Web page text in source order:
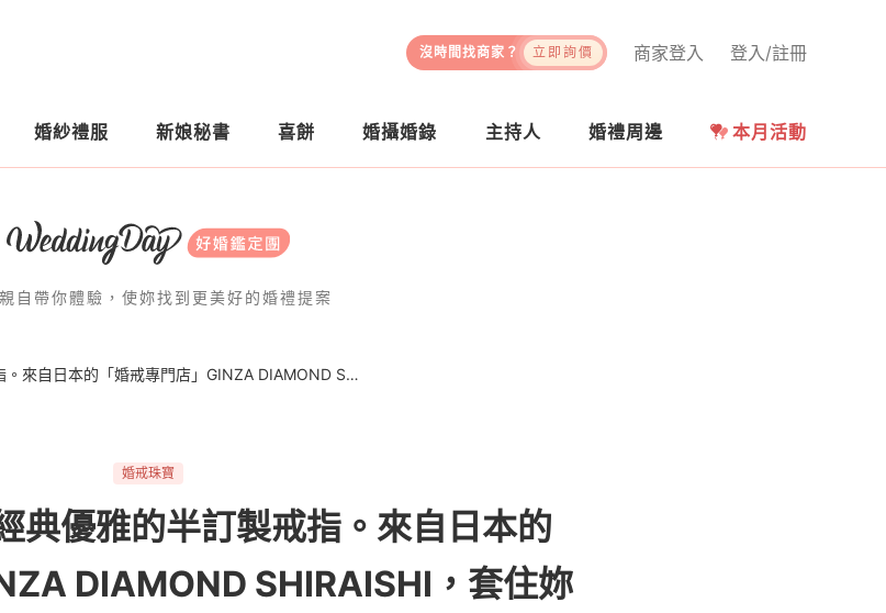
登入/註冊
商家登入
沒時間找商家？ 立即詢價
婚紗禮服 新娘秘書 喜餅 婚攝婚錄 主持人 婚禮周邊 本月活動
自帶你體驗，使妳找到更美好的婚禮提案
Eve x 銀座白石 ｜經典優雅的半訂製戒指。來自日本的「婚戒專門店」GINZA DIAMOND SHIRAISHI，套住妳一輩子的幸福承諾
婚戒珠寶
典優雅的半訂製戒指。來自日本的
DIAMOND SHIRAISHI，套住妳